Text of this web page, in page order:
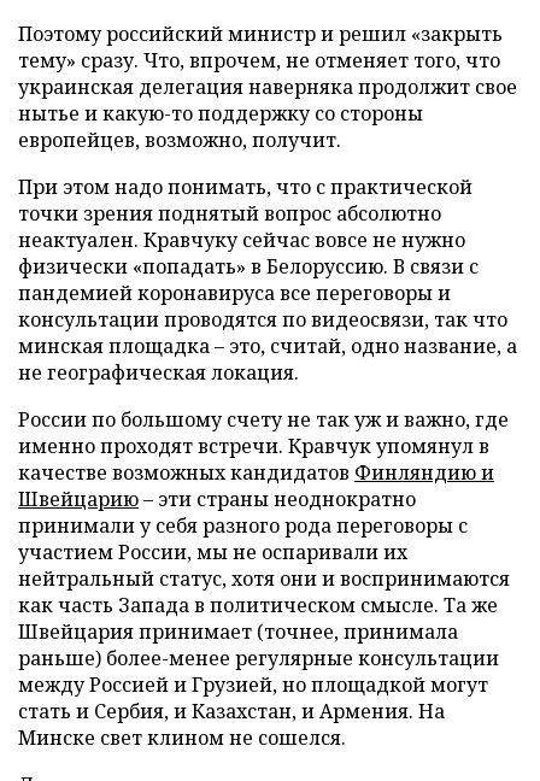
Поэтому российский министр и решил «закрыть
тему» сразу. Что, впрочем, не отменяет того, что
украинская делегация наверняка продолжит свое
нытье и какую-то поддержку со стороны
европейцев, возможно, получит.
При этом надо понимать, что с практической
точки зрения поднятый вопрос абсолютно
неактуален. Кравчуку сейчас вовсе не нужно
физически «попадать» в Белоруссию. В связи с
пандемией коронавируса все переговоры и
консультации проводятся по видеосвязи, так что
минская площадка – это, считай, одно название, а
не географическая локация.
России по большому счету не так уж и важно, где
именно проходят встречи. Кравчук упомянул в
качестве возможных кандидатов Финляндию и
Швейцарию– эти страны неоднократно
принимали у себя разного рода переговоры с
участием России, мы не оспаривали их
нейтральный статус, хотя они и воспринимаются
как часть Запада в политическом смысле. Та же
Швейцария принимает (точнее, принимала
раньше) более-менее регулярные консультации
между Россией и Грузией, но площадкой могут
стать и Сербия, и Казахстан, и Армения. На
Минске свет клином не сошелся.